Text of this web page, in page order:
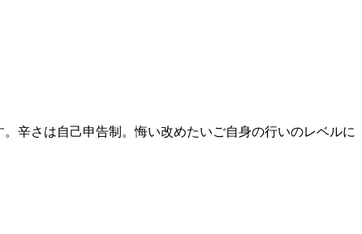
辛さは自己申告制。悔い改めたいご自身の行いのレベルに